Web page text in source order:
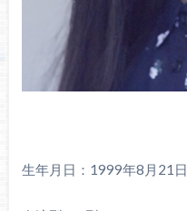
生年月日：1999年8月21日